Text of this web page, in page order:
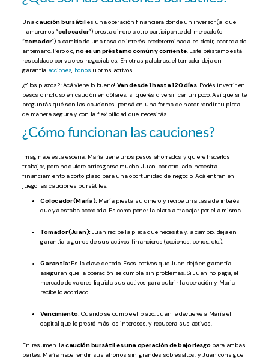
Unacaución bursátiles una operación financiera donde un inversor (al que
llamaremos “colocador”) presta dinero a otro participante del mercado (el
“tomador”) a cambio de una tasa de interés predeterminada, es decir, pactada de
antemano. Pero ojo,no es un préstamo común y corriente. Este préstamo está
respaldado por valores negociables. En otras palabras, el tomador deja en
garantía acciones, bonos u otros activos.
¿Y los plazos? ¡Acá viene lo bueno! Van desde 1 hasta 120 días. Podés invertir en
pesos o incluso en caución en dólares, si querés diversificar un poco. Así que si te
preguntás qué son las cauciones, pensá en una forma de hacer rendir tu plata
de manera segura y con la flexibilidad que necesitás.
¿Cómo funcionan las cauciones?
Imaginate esta escena: María tiene unos pesos ahorrados y quiere hacerlos
trabajar, pero no quiere arriesgarse mucho. Juan, por otro lado, necesita
financiamiento a corto plazo para una oportunidad de negocio. Acá entran en
juego las cauciones bursátiles:
Colocador (María): María presta su dinero y recibe una tasa de interés
que ya estaba acordada. Es como poner la plata a trabajar por ella misma.
Tomador (Juan): Juan recibe la plata que necesita y, a cambio, deja en
garantía algunos de sus activos financieros (acciones, bonos, etc.).
Garantía: Es la clave de todo. Esos activos que Juan dejó en garantía
aseguran que la operación se cumpla sin problemas. Si Juan no paga, el
mercado de valores liquida sus activos para cubrir la operación y Maria
recibe lo acordado.
Vencimiento: Cuando se cumple el plazo, Juan le devuelve a María el
capital que le prestó más los intereses, y recupera sus activos.
En resumen, lacaución bursátil es una operación de bajo riesgo para ambas
partes. María hace rendir sus ahorros sin grandes sobresaltos, y Juan consigue